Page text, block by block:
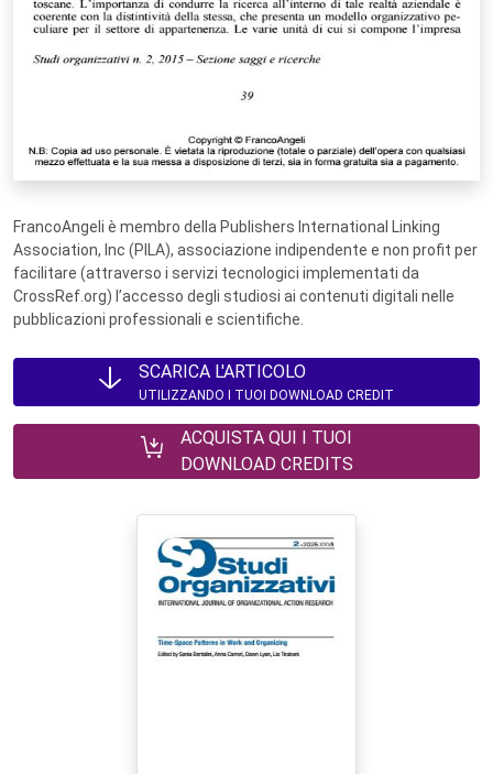
FrancoAngeli è membro della Publishers International Linking
Association, Inc (PILA), associazione indipendente e non profit per
facilitare (attraverso i servizi tecnologici implementati da
CrossRef.org) l’accesso degli studiosi ai contenuti digitali nelle
pubblicazioni professionali e scientifiche.
SCARICA L'ARTICOLO
UTILIZZANDO I TUOI DOWNLOAD CREDIT
ACQUISTA QUI I TUOI
DOWNLOAD CREDITS